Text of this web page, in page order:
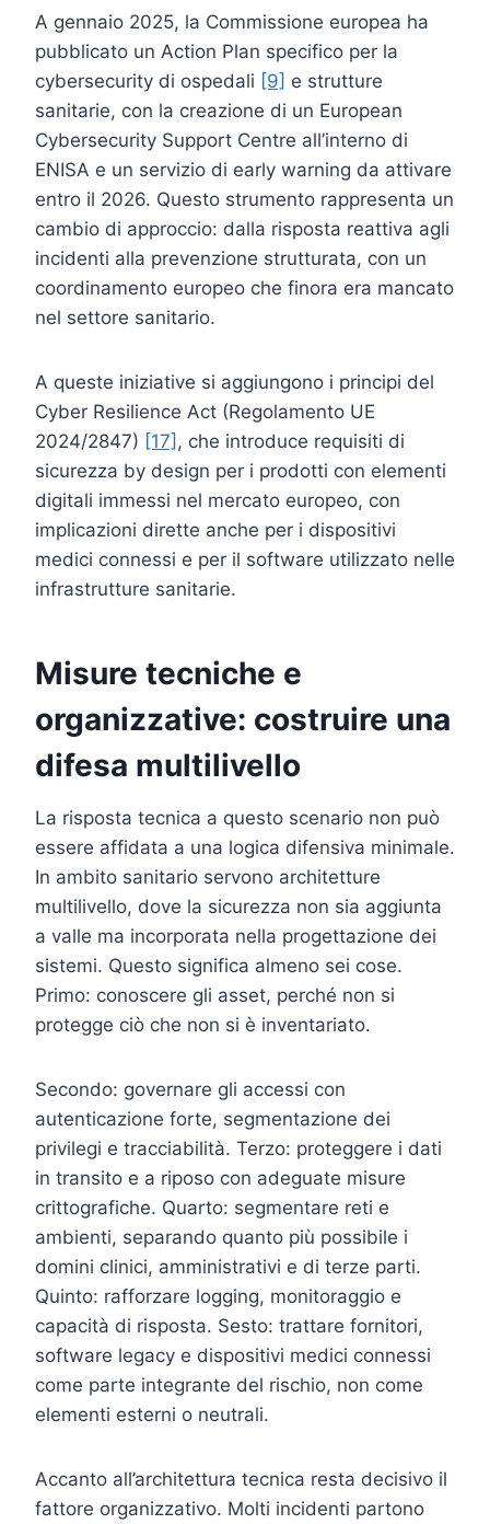
A gennaio 2025, la Commissione europea ha
pubblicato un Action Plan specifico per la
cybersecurity di ospedali [9] e strutture
sanitarie, con la creazione di un European
Cybersecurity Support Centre all’interno di
ENISA e un servizio di early warning da attivare
entro il 2026. Questo strumento rappresenta un
cambio di approccio: dalla risposta reattiva agli
incidenti alla prevenzione strutturata, con un
coordinamento europeo che finora era mancato
nel settore sanitario.
A queste iniziative si aggiungono i principi del
Cyber Resilience Act (Regolamento UE
2024/2847) [17] , che introduce requisiti di
sicurezza by design per i prodotti con elementi
digitali immessi nel mercato europeo, con
implicazioni dirette anche per i dispositivi
medici connessi e per il software utilizzato nelle
infrastrutture sanitarie.
Misure tecniche e
organizzative: costruire una
difesa multilivello
La risposta tecnica a questo scenario non può
essere affidata a una logica difensiva minimale.
In ambito sanitario servono architetture
multilivello, dove la sicurezza non sia aggiunta
a valle ma incorporata nella progettazione dei
sistemi. Questo significa almeno sei cose.
Primo: conoscere gli asset, perché non si
protegge ciò che non si è inventariato.
Secondo: governare gli accessi con
autenticazione forte, segmentazione dei
privilegi e tracciabilità. Terzo: proteggere i dati
in transito e a riposo con adeguate misure
crittografiche. Quarto: segmentare reti e
ambienti, separando quanto più possibile i
domini clinici, amministrativi e di terze parti.
Quinto: rafforzare logging, monitoraggio e
capacità di risposta. Sesto: trattare fornitori,
software legacy e dispositivi medici connessi
come parte integrante del rischio, non come
elementi esterni o neutrali.
Accanto all’architettura tecnica resta decisivo il
fattore organizzativo. Molti incidenti partono